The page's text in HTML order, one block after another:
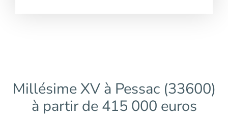
Millésime XV à Pessac (33600)
à partir de 415 000 euros